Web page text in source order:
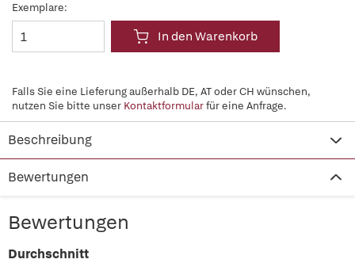
Exemplare:
In den Warenkorb
Falls Sie eine Lieferung außerhalb DE, AT oder CH wünschen,
nutzen Sie bitte unser Kontaktformularfür eine Anfrage.
Beschreibung
Bewertungen
Bewertungen
Durchschnitt